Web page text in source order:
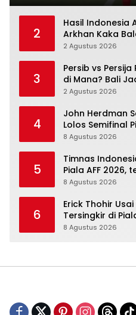
2
Hasil Indonesia
Arkhan Kaka
Rapi
2 Agustus 2026
3
Persib vs
di Mana? Bali
Ritmenya Beda
2 Agustus 2026
4
John Herdman
Lolos Semifinal
Baker
8 Agustus 2026
5
Timnas
Piala AFF 2026,
Garis Akhir
8 Agustus 2026
6
Erick Thohir
Tersingkir di
Agenda
8 Agustus 2026